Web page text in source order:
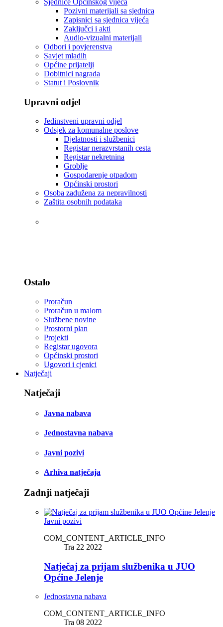
Sjednice Općinskog vijeća
Pozivni materijali sa sjednica
Zapisnici sa sjednica vijeća
Zaključci i akti
Audio-vizualni materijali
Odbori i povjerenstva
Savjet mladih
Općine prijatelji
Dobitnici nagrada
Statut i Poslovnik
Upravni odjel
Jedinstveni upravni odjel
Odsjek za komunalne poslove
Djelatnosti i službenici
Registar nerazvrstanih cesta
Registar nekretnina
Groblje
Gospodarenje otpadom
Općinski prostori
Osoba zadužena za nepravilnosti
Zaštita osobnih podataka
Ostalo
Proračun
Proračun u malom
Službene novine
Prostorni plan
Projekti
Registar ugovora
Općinski prostori
Ugovori i cjenici
Natječaji
Natječaji
Javna nabava
Jednostavna nabava
Javni pozivi
Arhiva natječaja
Zadnji natječaji
Javni pozivi
COM_CONTENT_ARTICLE_INFO
Tra 22 2022
Natječaj za prijam službenika u JUO
Općine Jelenje
Jednostavna nabava
COM_CONTENT_ARTICLE_INFO
Tra 08 2022